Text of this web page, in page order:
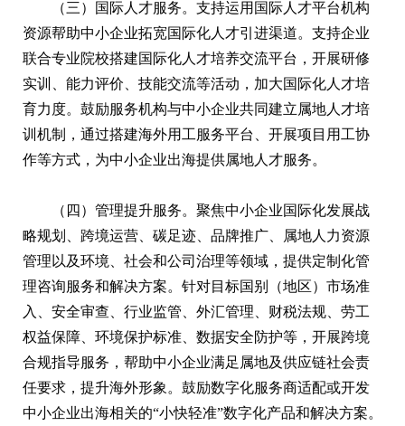
（三）国际人才服务。支持运用国际人才平台机构
资源帮助中小企业拓宽国际化人才引进渠道。支持企业
联合专业院校搭建国际化人才培养交流平台，开展研修
实训、能力评价、技能交流等活动，加大国际化人才培
育力度。鼓励服务机构与中小企业共同建立属地人才培
训机制，通过搭建海外用工服务平台、开展项目用工协
作等方式，为中小企业出海提供属地人才服务。
（四）管理提升服务。聚焦中小企业国际化发展战
略规划、跨境运营、碳足迹、品牌推广、属地人力资源
管理以及环境、社会和公司治理等领域，提供定制化管
理咨询服务和解决方案。针对目标国别（地区）市场准
入、安全审查、行业监管、外汇管理、财税法规、劳工
权益保障、环境保护标准、数据安全防护等，开展跨境
合规指导服务，帮助中小企业满足属地及供应链社会责
任要求，提升海外形象。鼓励数字化服务商适配或开发
中小企业出海相关的“小快轻准”数字化产品和解决方案。